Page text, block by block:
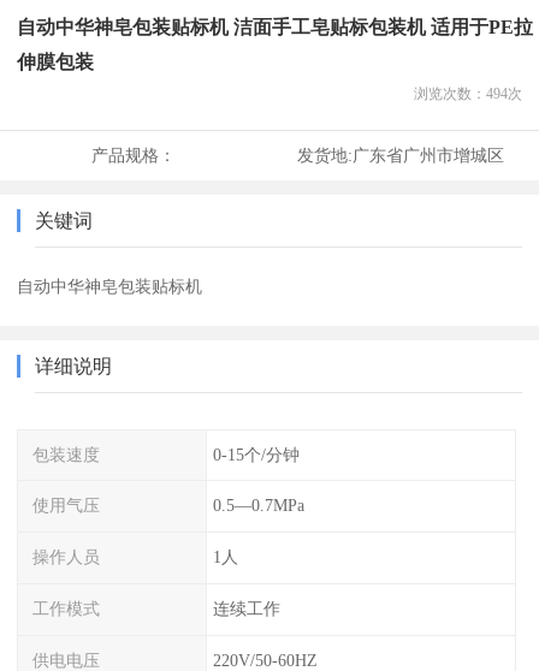
自动中华神皂包装贴标机 洁面手工皂贴标包装机 适用于PE拉
伸膜包装
浏览次数： 494次
产品规格： 发货地:广东省广州市增城区
关键词
自动中华神皂包装贴标机
详细说明
包装速度 0-15个/分钟
使用气压 0.5—0.7MPa
操作人员 1人
工作模式 连续工作
供电电压 220V/50-60HZ